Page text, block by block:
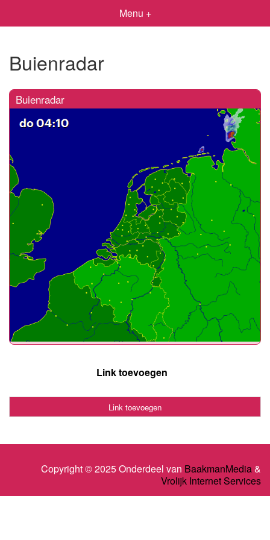
Menu +
Buienradar
Buienradar
Link toevoegen
Link toevoegen
Copyright © 2025 Onderdeel van BaakmanMedia&
Vrolijk Internet Services